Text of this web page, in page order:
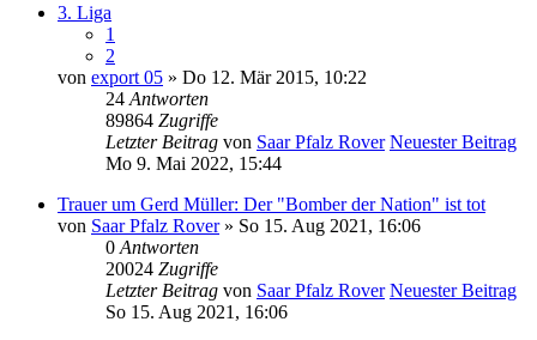
3. Liga
1
2
von export 05 » Do 12. Mär 2015, 10:22
24 Antworten
89864 Zugriffe
Letzter Beitrag von Saar Pfalz Rover Neuester Beitrag
Mo 9. Mai 2022, 15:44
Trauer um Gerd Müller: Der "Bomber der Nation" ist tot
von Saar Pfalz Rover» So 15. Aug 2021, 16:06
0 Antworten
20024 Zugriffe
Letzter Beitrag von Saar Pfalz Rover Neuester Beitrag
So 15. Aug 2021, 16:06